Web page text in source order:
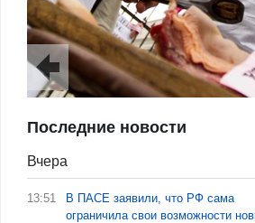
Последние новости
Вчера
13:51
В ПАСЕ заявили, что РФ сама
ограничила свои возможности